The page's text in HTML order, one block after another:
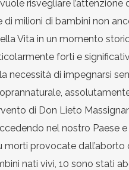
risvegliare
milioni di bambini non
Vita in un momento
forti e
necessità di impegnarsi
di Don Lieto
nel nostro Paese
morti provocate
nati vivi, 10 sono stati